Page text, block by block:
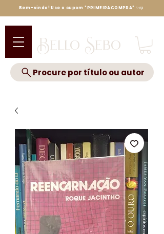
Bello Sebo
Procure por título ou autor
Bem-vindo! Use o cupom "PRIMEIRACOMPRA" ✨📖